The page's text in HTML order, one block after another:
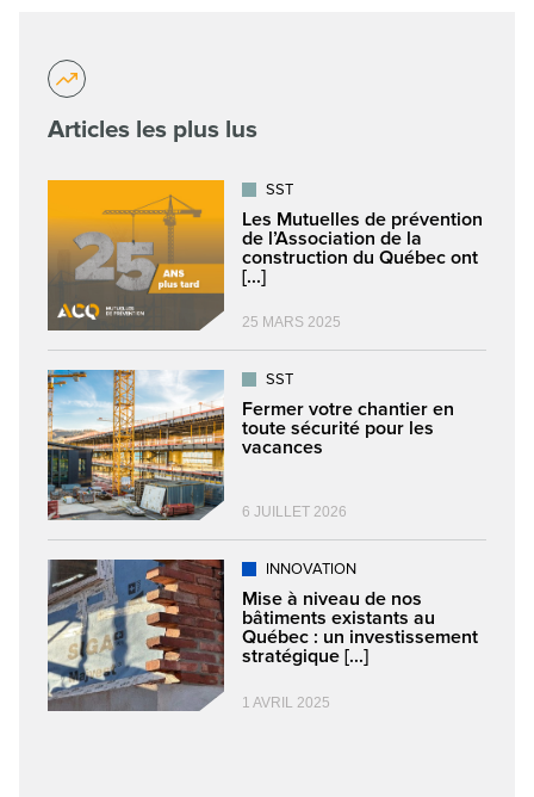
Articles les plus lus
SST
Les Mutuelles de prévention
de l’Association de la
construction du Québec ont
[...]
25 MARS 2025
SST
Fermer votre chantier en
toute sécurité pour les
vacances
6 JUILLET 2026
INNOVATION
Mise à niveau de nos
bâtiments existants au
Québec : un investissement
stratégique [...]
1 AVRIL 2025